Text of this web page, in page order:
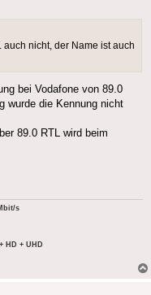
nicht, der Name ist auch
bei Vodafone von 89.0
wurde die Kennung nicht
89.0 RTL wird beim
s
HD + UHD